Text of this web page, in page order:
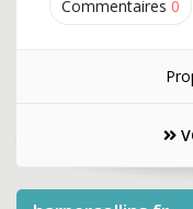
Commentaires 0